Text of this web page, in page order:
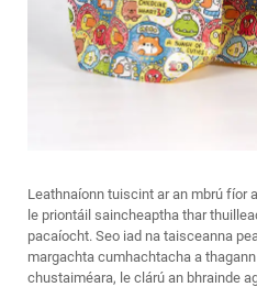
Leathnaíonn tuiscint ar an mbrú fíor
le priontáil saincheaptha thar
pacaíocht. Seo iad na taisceanna
margachta cumhachtacha a
chustaiméara, le clárú an bhrainde